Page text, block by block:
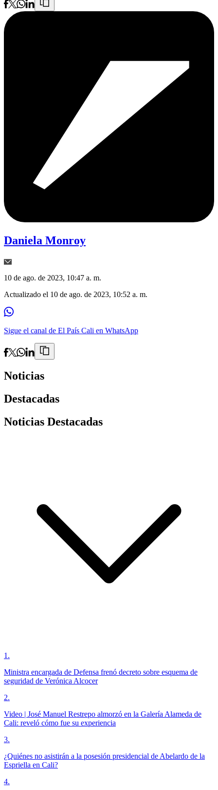
Daniela Monroy
10 de ago. de 2023, 10:47 a. m.
Actualizado el 10 de ago. de 2023, 10:52 a. m.
Sigue el canal de El País Cali en WhatsApp
Noticias
Destacadas
Noticias Destacadas
1 .
Ministra encargada de Defensa frenó decreto sobre esquema de
seguridad de Verónica Alcocer
2.
Video | José Manuel Restrepo almorzó en la Galería Alameda de
Cali: reveló cómo fue su experiencia
3.
¿Quiénes no asistirán a la posesión presidencial de Abelardo de la
Espriella en Cali?
4.